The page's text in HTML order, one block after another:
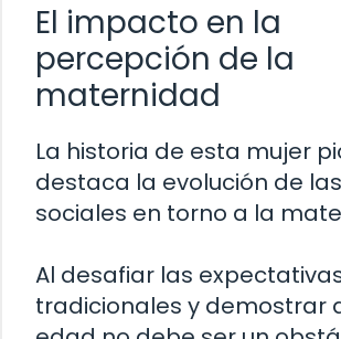
El impacto en la
percepción de la
maternidad
La historia de esta mujer
destaca la evolución de
sociales en torno a la
Al desafiar las
tradicionales y demostrar